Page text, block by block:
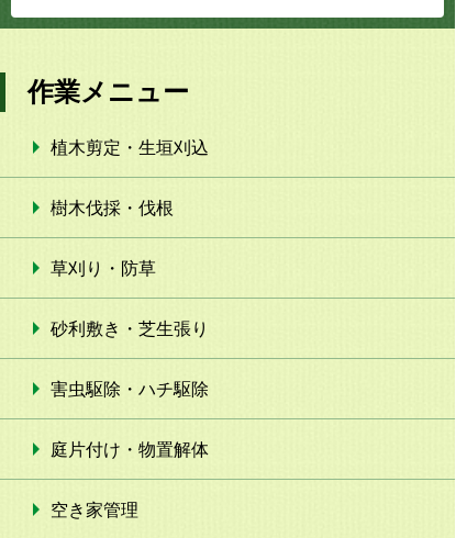
作業メニュー
植木剪定・生垣刈込
樹木伐採・伐根
草刈り・防草
砂利敷き・芝生張り
害虫駆除・ハチ駆除
庭片付け・物置解体
空き家管理